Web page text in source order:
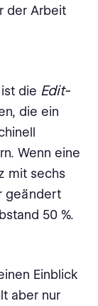
der Arbeit
die Edit-
die ein
Wenn eine
mit sechs
geändert
50 %.
Einblick
aber nur